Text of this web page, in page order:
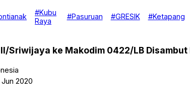
#Kubu
Raya
#Pasuruan #GRESIK #Ketapang
Sriwijaya ke Makodim 0422/LB
2020